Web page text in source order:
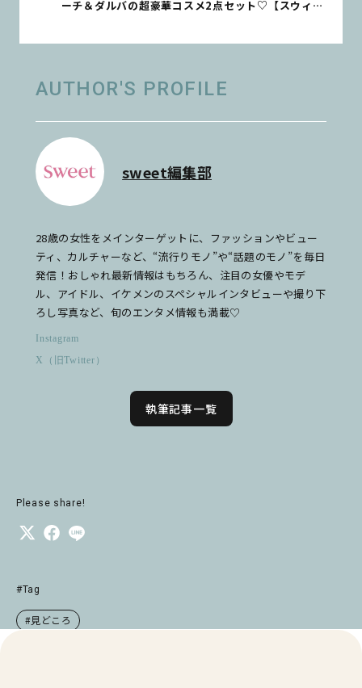
ーチ＆ダルバの超豪華コスメ2点セット♡【スウィー
AUTHOR'S PROFILE
sweet編集部
28歳の女性をメインターゲットに、ファッションやビュー
ティ、カルチャーなど、“流行りモノ”や“話題のモノ”を毎日
発信！おしゃれ最新情報はもちろん、注目の女優やモデ
ル、アイドル、イケメンのスペシャルインタビューや撮り下
ろし写真など、旬のエンタメ情報も満載♡
Instagram
X（旧Twitter）
執筆記事一覧
Please share!
#Tag
#見どころ